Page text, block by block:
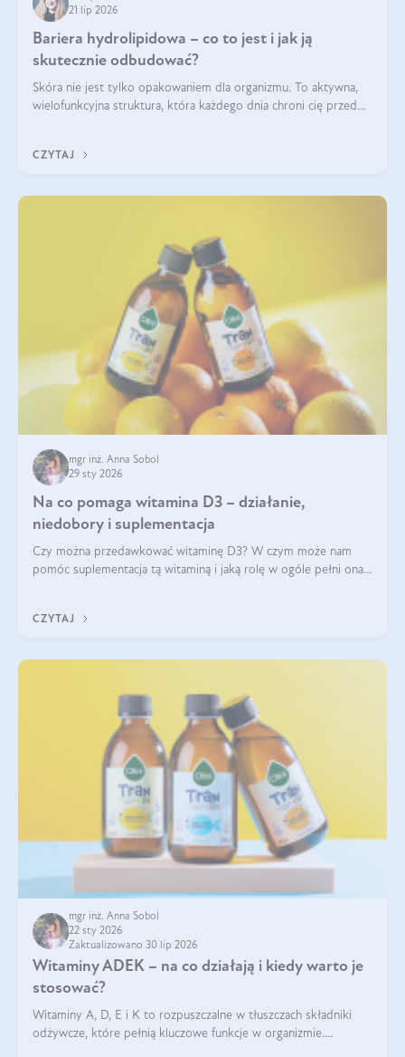
21 lip 2026
Bariera hydrolipidowa – co to jest i jak ją
skutecznie odbudować?
Skóra nie jest tylko opakowaniem dla organizmu. To aktywna,
wielofunkcyjna struktura, która każdego dnia chroni cię przed
bariera hydrolipidowa.
CZYTAJ
mgr inż. Anna Sobol
29 sty 2026
Na co pomaga witamina D3 – działanie,
niedobory i suplementacja
Czy można przedawkować witaminę D3? W czym może nam
pomóc suplementacja tą witaminą i jaką rolę w ogóle pełni ona
robić?
CZYTAJ
mgr inż. Anna Sobol
22 sty 2026
Zaktualizowano 30 lip 2026
Witaminy ADEK – na co działają i kiedy warto je
stosować?
Witaminy A, D, E i K to rozpuszczalne w tłuszczach składniki
odżywcze, które pełnią kluczowe funkcje w organizmie.